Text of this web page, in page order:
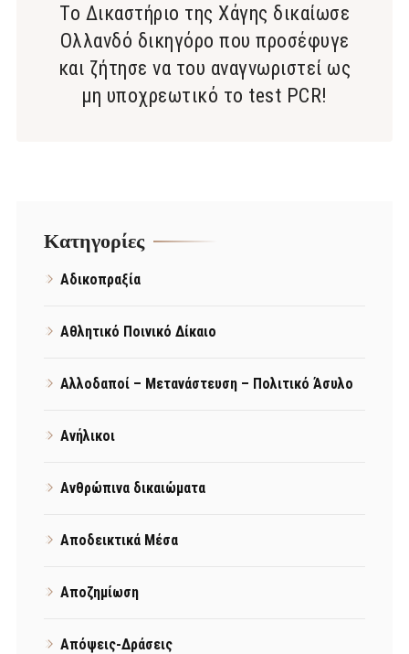
Το Δικαστήριο της Χάγης δικαίωσε
Ολλανδό δικηγόρο που προσέφυγε
και ζήτησε να του αναγνωριστεί ως
μη υποχρεωτικό το test PCR!
Kατηγορίες
Αδικοπραξία
Αθλητικό Ποινικό Δίκαιο
Αλλοδαποί – Μετανάστευση – Πολιτικό Άσυλο
Ανήλικοι
Ανθρώπινα δικαιώματα
Αποδεικτικά Μέσα
Αποζημίωση
Απόψεις-Δράσεις